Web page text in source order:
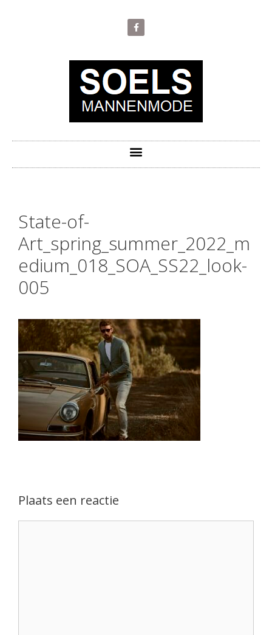
State-of-
Art_spring_summer_2022_m
edium_018_SOA_SS22_look-
005
Plaats een reactie